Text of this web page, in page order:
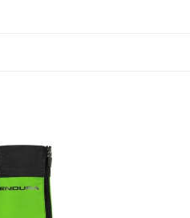
Add to
wishlist